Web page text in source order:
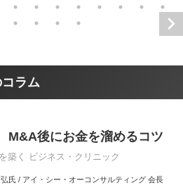
ラム
後にお金を溜めるコツ
築く ビジネス・クリニック
氏 / アイ・シー・オーコンサルティング 会長